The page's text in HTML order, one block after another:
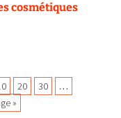
cosmétiques
20 30
…
»